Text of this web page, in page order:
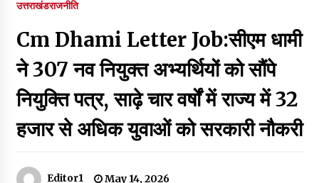
September 7, 2023
Thought Of The Day 6 September
September 6, 2023
May 18, 2022
उत्तराखंडराजनीति
Cm Dhami Letter Job:सीएम धामी
ने 307 नव नियुक्त अभ्यर्थियों को सौंपे
नियुक्ति पत्र, साढ़े चार वर्षों में राज्य में 32
हजार से अधिक युवाओं को सरकारी नौकरी
Editor1 May 14, 2026